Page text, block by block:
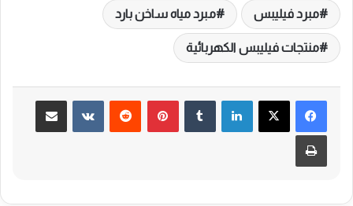
مبرد فيليبس مبرد مياه ساخن بارد
منتجات فيليبس الكهربائية
لينكدإن
‏Tumblr بينتيريست
‏Reddit
‏VKontakte مشاركة عبر البريد
طباعة